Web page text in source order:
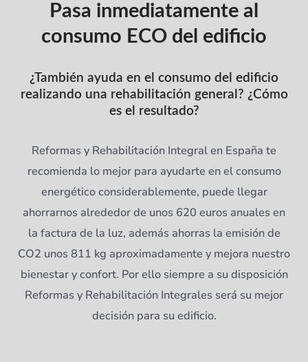
Pasa inmediatamente al
consumo ECO del edificio
¿También ayuda en el consumo del edificio
realizando una rehabilitación general? ¿Cómo
es el resultado?
Reformas y Rehabilitación Integral en España te
recomienda lo mejor para ayudarte en el consumo
energético considerablemente, puede llegar
ahorrarnos alrededor de unos 620 euros anuales en
la factura de la luz, además ahorras la emisión de
CO2 unos 811 kg aproximadamente y mejora nuestro
bienestar y confort. Por ello siempre a su disposición
Reformas y Rehabilitación Integrales será su mejor
decisión para su edificio.